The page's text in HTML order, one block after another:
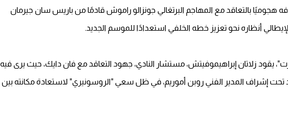
بالتعاقد مع المهاجم البرتغالي جونزالو راموش قادمًا من باريس سان جيرمان
يقود زلاتان إبراهيموفيتش، مستشار النادي، جهود التعاقد مع فان دايك، حيث يرى فيه
تحت إشراف المدير الفني روبن أموريم، في ظل سعي "الروسونيري" لاستعادة مكانته بين